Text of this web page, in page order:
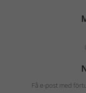
Få e-post med